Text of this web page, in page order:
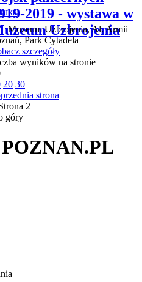
2019 - wystawa w
Uzbrojenia
Muzeum Uzbrojenia, Al. Armii
Park Cytadela
szczegóły
wyników na stronie
20 30
strona
2
góry